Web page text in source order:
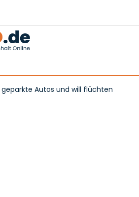
Autos und will flüchten